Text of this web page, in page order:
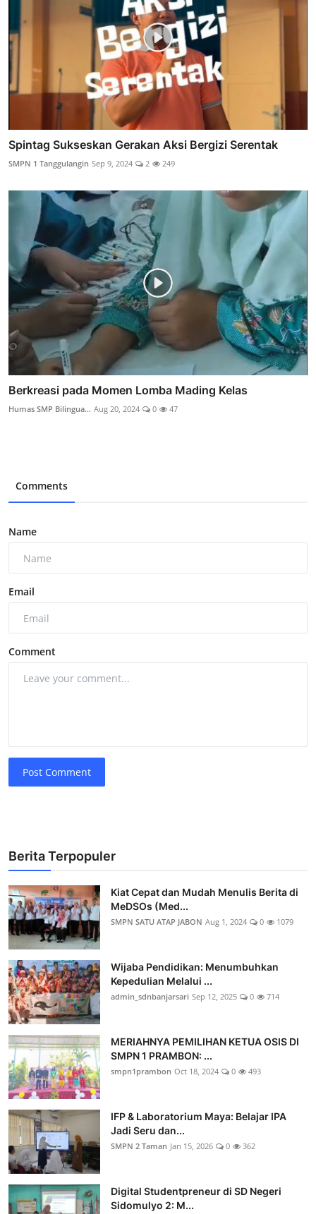
Spintag Sukseskan Gerakan Aksi Bergizi Serentak
SMPN 1 Tanggulangin Sep 9, 2024 2 249
Berkreasi pada Momen Lomba Mading Kelas
Humas SMP Bilingua... Aug 20, 2024 0 47
Comments
Name
Email
Comment
Post Comment
Berita Terpopuler
Kiat Cepat dan Mudah Menulis Berita di
MeDSOs (Med...
SMPN SATU ATAP JABON Aug 1, 2024 0 1079
Wijaba Pendidikan: Menumbuhkan
Kepedulian Melalui ...
admin_sdnbanjarsari Sep 12, 2025 0 714
MERIAHNYA PEMILIHAN KETUA OSIS DI
SMPN 1 PRAMBON: ...
smpn1prambon Oct 18, 2024 0 493
IFP & Laboratorium Maya: Belajar IPA
Jadi Seru dan...
SMPN 2 Taman Jan 15, 2026 0 362
Digital Studentpreneur di SD Negeri
Sidomulyo 2: M...